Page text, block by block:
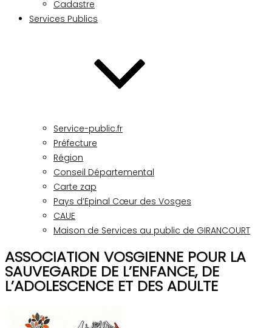
Cadastre
Services Publics
Service-public.fr
Préfecture
Région
Conseil Départemental
Carte zap
Pays d’Epinal Cœur des Vosges
CAUE
Maison de Services au public de GIRANCOURT
Mairie de SANCHEY
Site officiel de la commune
ASSOCIATION VOSGIENNE POUR LA
SAUVEGARDE DE L’ENFANCE, DE
L’ADOLESCENCE ET DES ADULTE